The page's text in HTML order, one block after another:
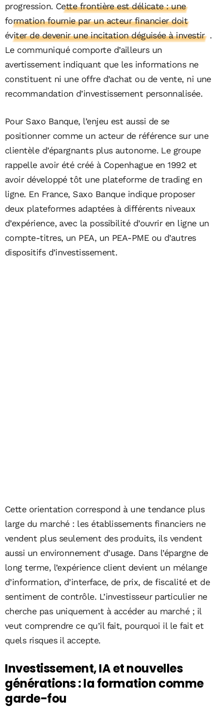
progression. Cette frontière est délicate : une
formation fournie par un acteur financier doit
éviter de devenir une incitation déguisée à investir .
Le communiqué comporte d’ailleurs un
avertissement indiquant que les informations ne
constituent ni une offre d’achat ou de vente, ni une
recommandation d’investissement personnalisée.
Pour Saxo Banque, l’enjeu est aussi de se
positionner comme un acteur de référence sur une
clientèle d’épargnants plus autonome. Le groupe
rappelle avoir été créé à Copenhague en 1992 et
avoir développé tôt une plateforme de trading en
ligne. En France, Saxo Banque indique proposer
deux plateformes adaptées à différents niveaux
d’expérience, avec la possibilité d’ouvrir en ligne un
compte-titres, un PEA, un PEA-PME ou d’autres
dispositifs d’investissement.
Cette orientation correspond à une tendance plus
large du marché : les établissements financiers ne
vendent plus seulement des produits, ils vendent
aussi un environnement d’usage. Dans l’épargne de
long terme, l’expérience client devient un mélange
d’information, d’interface, de prix, de fiscalité et de
sentiment de contrôle. L’investisseur particulier ne
cherche pas uniquement à accéder au marché ; il
veut comprendre ce qu’il fait, pourquoi il le fait et
quels risques il accepte.
Investissement, IA et nouvelles
générations : la formation comme
garde-fou